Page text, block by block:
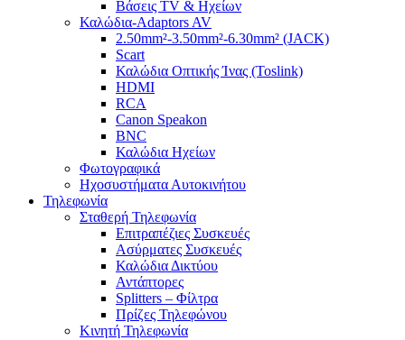
Βάσεις TV & Ηχείων
Καλώδια-Adaptors AV
2.50mm²-3.50mm²-6.30mm² (JACK)
Scart
Καλώδια Οπτικής Ίνας (Toslink)
HDMI
RCA
Canon Speakon
BNC
Καλώδια Ηχείων
Φωτογραφικά
Ηχοσυστήματα Αυτοκινήτου
Τηλεφωνία
Σταθερή Τηλεφωνία
Επιτραπέζιες Συσκευές
Ασύρματες Συσκευές
Καλώδια Δικτύου
Αντάπτορες
Splitters – Φίλτρα
Πρίζες Τηλεφώνου
Κινητή Τηλεφωνία